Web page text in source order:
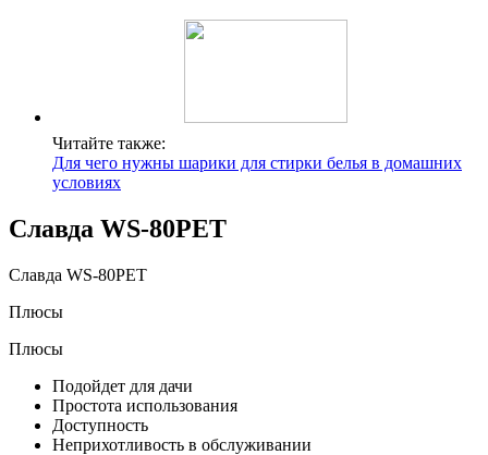
Читайте также:
Для чего нужны шарики для стирки белья в домашних
условиях
Славда WS-80PET
Славда WS-80PET
Плюсы
Плюсы
Подойдет для дачи
Простота использования
Доступность
Неприхотливость в обслуживании